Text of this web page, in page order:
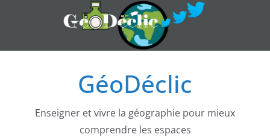
GéoDéclic
Enseigner et vivre la géographie pour mieux
comprendre les espaces